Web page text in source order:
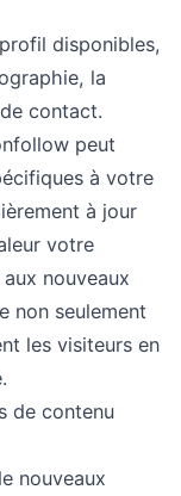
disponibles,
la
contact.
peut
à votre
à jour
votre
nouveaux
non seulement
les visiteurs en
de contenu
nouveaux